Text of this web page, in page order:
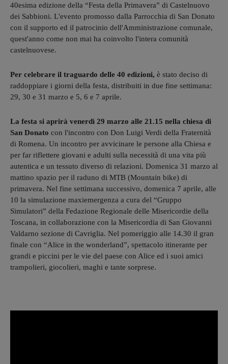
40esima edizione della “Festa della Primavera” di Castelnuovo
dei Sabbioni. L'evento promosso dalla Parrocchia di San Donato
con il supporto ed il patrocinio dell'Amministrazione comunale,
quest'anno come non mai ha coinvolto l'intera comunità
castelnuovese.
Per celebrare il traguardo delle 40 edizioni, è stato deciso di
raddoppiare i giorni della festa, distribuiti in due fine settimana:
29, 30 e 31 marzo e 5, 6 e 7 aprile.
La festa si aprirà venerdì 29 marzo alle 21.15 nella chiesa di
San Donato con l'incontro con Don Luigi Verdi della Fraternità
di Romena. Un incontro per avvicinare le persone alla Chiesa e
per far riflettere giovani e adulti sulla necessità di una vita più
autentica e un tessuto diverso di relazioni. Domenica 31 marzo al
mattino spazio per il raduno di MTB (Mountain bike) di
primavera. Nel fine settimana successivo, domenica 7 aprile, alle
10 la simulazione maxiemergenza a cura del “Gruppo
Simulatori” della Fedazione Regionale delle Misericordie della
Toscana, in collaborazione con la Misericordia di San Giovanni
Valdarno sezione di Cavriglia. Nel pomeriggio alle 14.30 il gran
finale con “Alice in the wonderland”, spettacolo itinerante per
grandi e piccini per le vie del paese con Alice ed i suoi amici
trampolieri, giocolieri, maghi e tante sorprese.